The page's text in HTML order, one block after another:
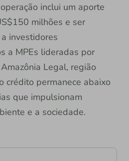
inclui um aporte
milhões e ser
investidores
a MPEs lideradas por
Legal, região
crédito permanece abaixo
que impulsionam
e a sociedade.